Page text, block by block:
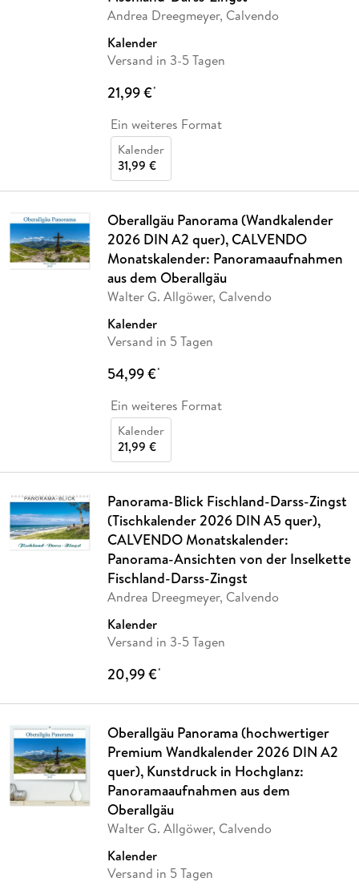
Andrea Dreegmeyer, Calvendo
Kalender
Versand in 3-5 Tagen
21,99 €*
Ein weiteres Format
Kalender
31,99 €
Oberallgäu Panorama (Wandkalender
2026 DIN A2 quer), CALVENDO
Monatskalender: Panoramaaufnahmen
aus dem Oberallgäu
Walter G. Allgöwer, Calvendo
Kalender
Versand in 5 Tagen
54,99 €*
Ein weiteres Format
Kalender
21,99 €
Panorama-Blick Fischland-Darss-Zingst
(Tischkalender 2026 DIN A5 quer),
CALVENDO Monatskalender:
Panorama-Ansichten von der Inselkette
Fischland-Darss-Zingst
Andrea Dreegmeyer, Calvendo
Kalender
Versand in 3-5 Tagen
20,99 €*
Oberallgäu Panorama (hochwertiger
Premium Wandkalender 2026 DIN A2
quer), Kunstdruck in Hochglanz:
Panoramaaufnahmen aus dem
Oberallgäu
Walter G. Allgöwer, Calvendo
Kalender
Versand in 5 Tagen